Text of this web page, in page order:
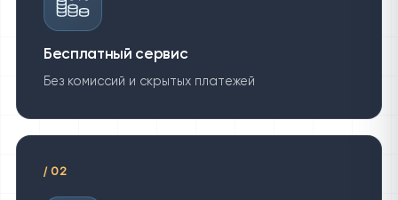
Бесплатный сервис
Без комиссий и скрытых платежей
/02